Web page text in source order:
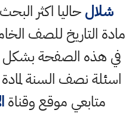
شلالحاليا اكثر
مادة التاريخ للصف
في هذه الصفحة
اسئلة نصف السنة
متابعي موقع وقناة